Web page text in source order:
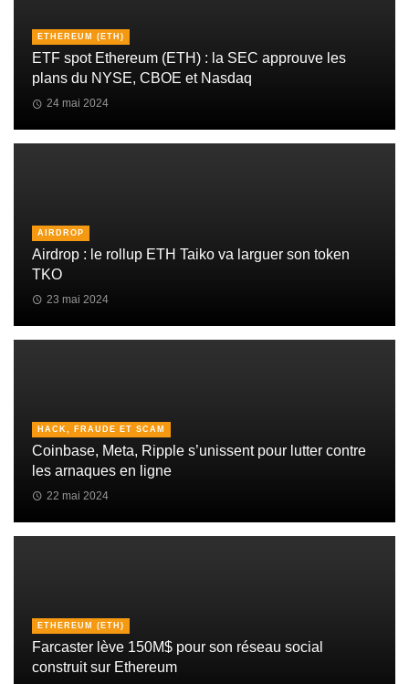
ETHEREUM (ETH)
ETF spot Ethereum (ETH) : la SEC approuve les
plans du NYSE, CBOE et Nasdaq
24 mai 2024
AIRDROP
Airdrop : le rollup ETH Taiko va larguer son token
TKO
23 mai 2024
HACK, FRAUDE ET SCAM
Coinbase, Meta, Ripple s’unissent pour lutter contre
les arnaques en ligne
22 mai 2024
ETHEREUM (ETH)
Farcaster lève 150M$ pour son réseau social
construit sur Ethereum